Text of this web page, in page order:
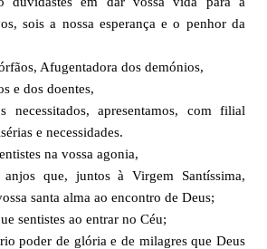
sois a nossa esperança e o penhor da
Afugentadora dos demónios,
e dos doentes,
apresentamos, com filial
e necessidades.
na vossa agonia,
que, juntos à Virgem Santíssima,
santa alma ao encontro de Deus;
sentistes ao entrar no Céu;
poder de glória e de milagres que Deus